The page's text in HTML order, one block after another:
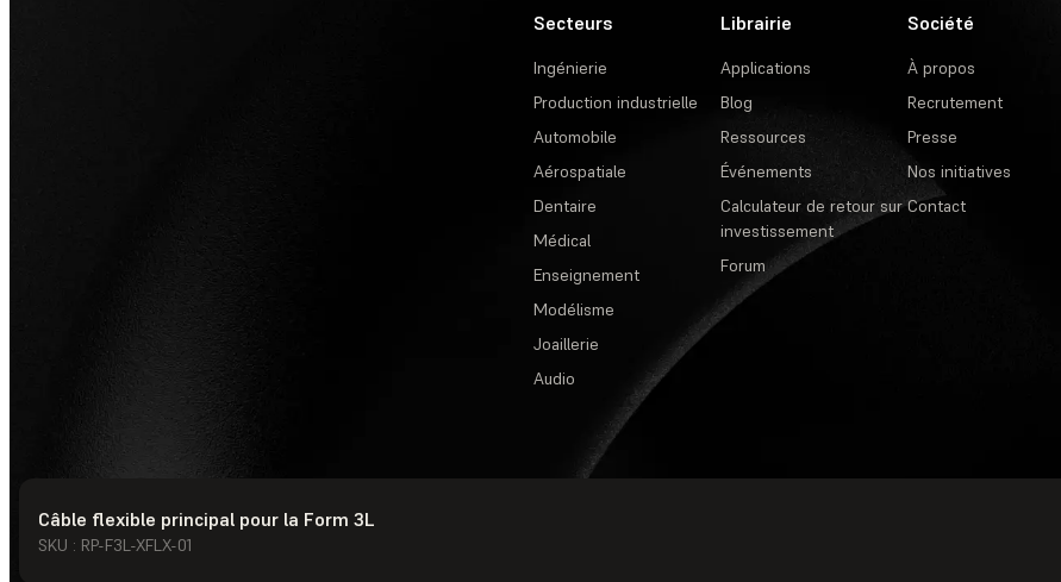
Câble flexible principal pour la Form 3L
SKU : RP-F3L-XFLX-01
Secteurs
Ingénierie
Production industrielle
Automobile
Aérospatiale
Dentaire
Médical
Enseignement
Modélisme
Joaillerie
Audio
Librairie
Applications
Blog
Ressources
Événements
Calculateur de retour sur
investissement
Forum
Société
À propos
Recrutement
Presse
Nos initiatives
Contact
© Formlabs 2026